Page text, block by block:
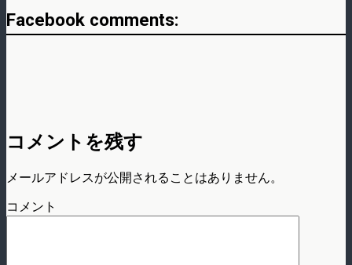
Facebook comments:
コメントを残す
メールアドレスが公開されることはありません。
コメント